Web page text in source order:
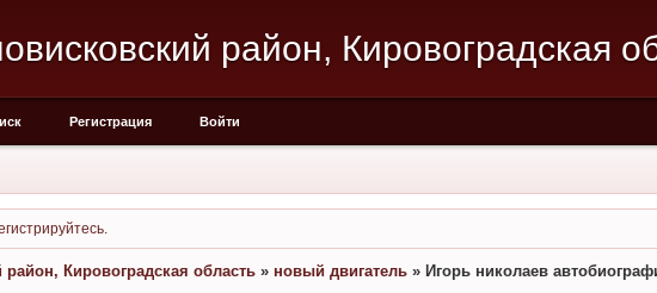
район, Кировоградская
Регистрация Войти
Кировоградская область » новый двигатель » Игорь николаев